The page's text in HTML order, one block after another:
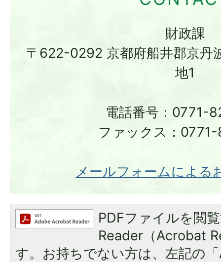
財政課
〒622-0292 京都府船井郡京丹
地1
電話番号：0771-
ファックス：
メールフォームによる
PDFファイルを閲
Reader（Acrobat
す。お持ちでない方は、左記の